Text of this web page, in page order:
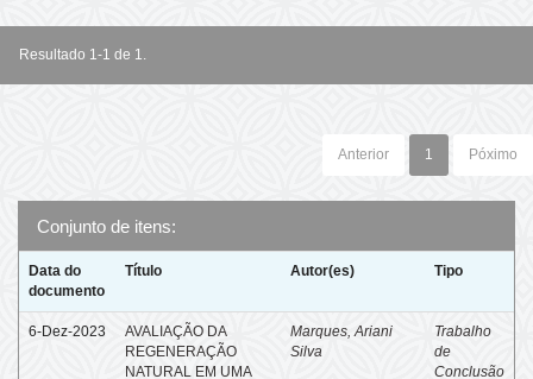
Resultado 1-1 de 1.
Anterior 1 Póximo
Conjunto de itens:
Data do
documento
Título Autor(es) Tipo
6-Dez-2023
AVALIAÇÃO DA
REGENERAÇÃO
NATURAL EM UMA
Marques, Ariani
Silva
Trabalho
de
Conclusão